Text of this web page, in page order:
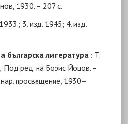
1930. – 207 с.
3. изд. 1945; 4. изд.
българска литература : Т.
Под ред. на Борис Йоцов. –
просвещение, 1930–